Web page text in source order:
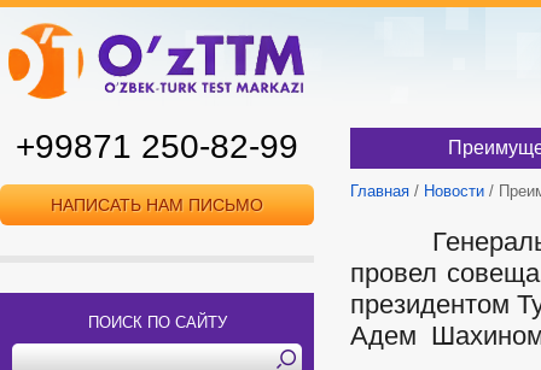
+99871 250-82-99
НАПИСАТЬ НАМ ПИСЬМО
ПОИСК ПО САЙТУ
Главная / Новости /
провел
президентом
Адем